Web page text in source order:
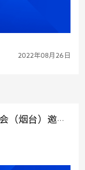
2022年08月26日
“百城千屏”地方产业推进会（烟台）邀请函